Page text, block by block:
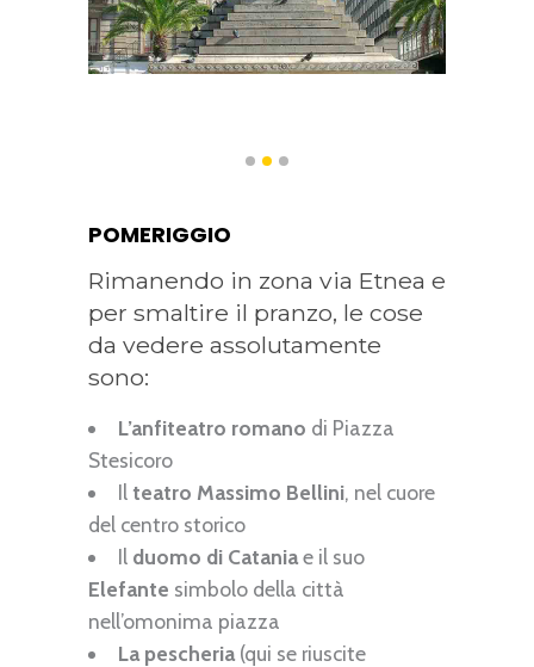
POMERIGGIO
Rimanendo in zona via Etnea e
per smaltire il pranzo, le cose
da vedere assolutamente
sono:
L’anfiteatro romano di Piazza
Stesicoro
Il teatro Massimo Bellini, nel cuore
del centro storico
Il duomo di Cataniae il suo
Elefante simbolo della città
nell’omonima piazza
La pescheria(qui se riuscite